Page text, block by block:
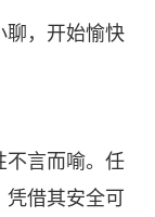
聊，开始愉快
不言而喻。任
借其安全可